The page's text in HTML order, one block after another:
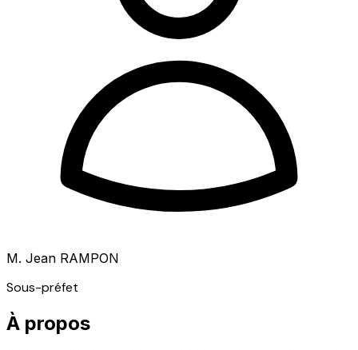
M. Jean RAMPON
Sous-préfet
À propos